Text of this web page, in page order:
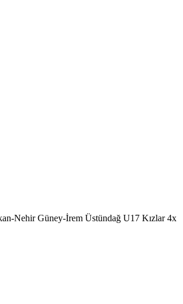
Nehir Güney-İrem Üstündağ U17 Kızlar 4x